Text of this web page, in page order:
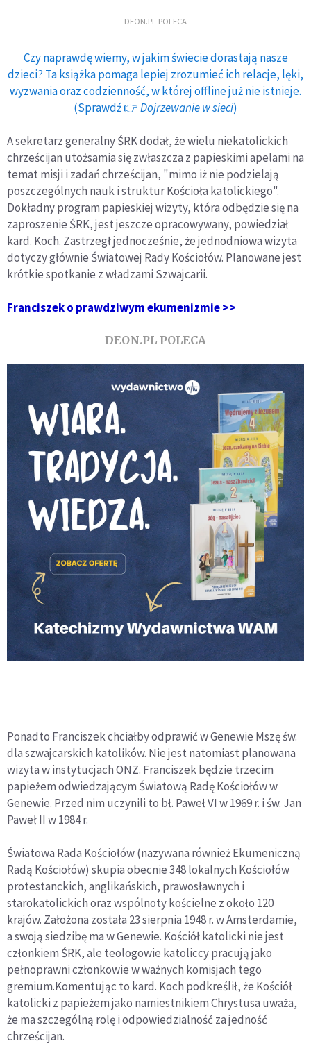
DEON.PL POLECA
Czy naprawdę wiemy, w jakim świecie dorastają nasze
dzieci? Ta książka pomaga lepiej zrozumieć ich relacje, lęki,
wyzwania oraz codzienność, w której offline już nie istnieje.
(Sprawdź 👉Dojrzewanie w sieci)
A sekretarz generalny ŚRK dodał, że wielu niekatolickich
chrześcijan utożsamia się zwłaszcza z papieskimi apelami na
temat misji i zadań chrześcijan, "mimo iż nie podzielają
poszczególnych nauk i struktur Kościoła katolickiego".
Dokładny program papieskiej wizyty, która odbędzie się na
zaproszenie ŚRK, jest jeszcze opracowywany, powiedział
kard. Koch. Zastrzegł jednocześnie, że jednodniowa wizyta
dotyczy głównie Światowej Rady Kościołów. Planowane jest
krótkie spotkanie z władzami Szwajcarii.
Franciszek o prawdziwym ekumenizmie >>
DEON.PL POLECA
Ponadto Franciszek chciałby odprawić w Genewie Mszę św.
dla szwajcarskich katolików. Nie jest natomiast planowana
wizyta w instytucjach ONZ. Franciszek będzie trzecim
papieżem odwiedzającym Światową Radę Kościołów w
Genewie. Przed nim uczynili to bł. Paweł VI w 1969 r. i św. Jan
Paweł II w 1984 r.
Światowa Rada Kościołów (nazywana również Ekumeniczną
Radą Kościołów) skupia obecnie 348 lokalnych Kościołów
protestanckich, anglikańskich, prawosławnych i
starokatolickich oraz wspólnoty kościelne z około 120
krajów. Założona została 23 sierpnia 1948 r. w Amsterdamie,
a swoją siedzibę ma w Genewie. Kościół katolicki nie jest
członkiem ŚRK, ale teologowie katoliccy pracują jako
pełnoprawni członkowie w ważnych komisjach tego
gremium.Komentując to kard. Koch podkreślił, że Kościół
katolicki z papieżem jako namiestnikiem Chrystusa uważa,
że ma szczególną rolę i odpowiedzialność za jedność
chrześcijan.